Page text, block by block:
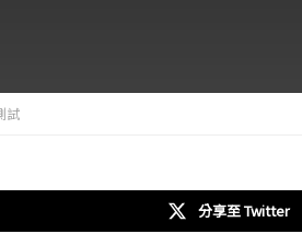
試
分享至 Twitter